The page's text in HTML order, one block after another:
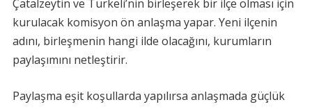
Çatalzeytin ve Türkeli’nin birleşerek bir ilçe olması için
kurulacak komisyon ön anlaşma yapar. Yeni ilçenin
adını, birleşmenin hangi ilde olacağını, kurumların
paylaşımını netleştirir.
Paylaşma eşit koşullarda yapılırsa anlaşmada güçlük